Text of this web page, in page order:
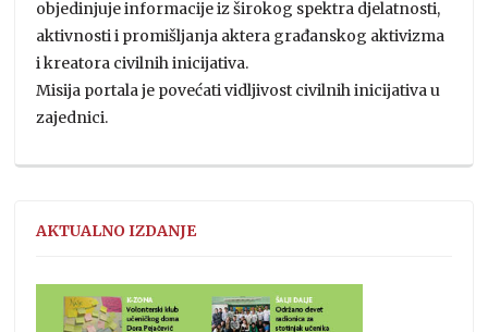
objedinjuje informacije iz širokog spektra djelatnosti,
aktivnosti i promišljanja aktera građanskog aktivizma
i kreatora civilnih inicijativa.
Misija portala je povećati vidljivost civilnih inicijativa u
zajednici.
AKTUALNO IZDANJE